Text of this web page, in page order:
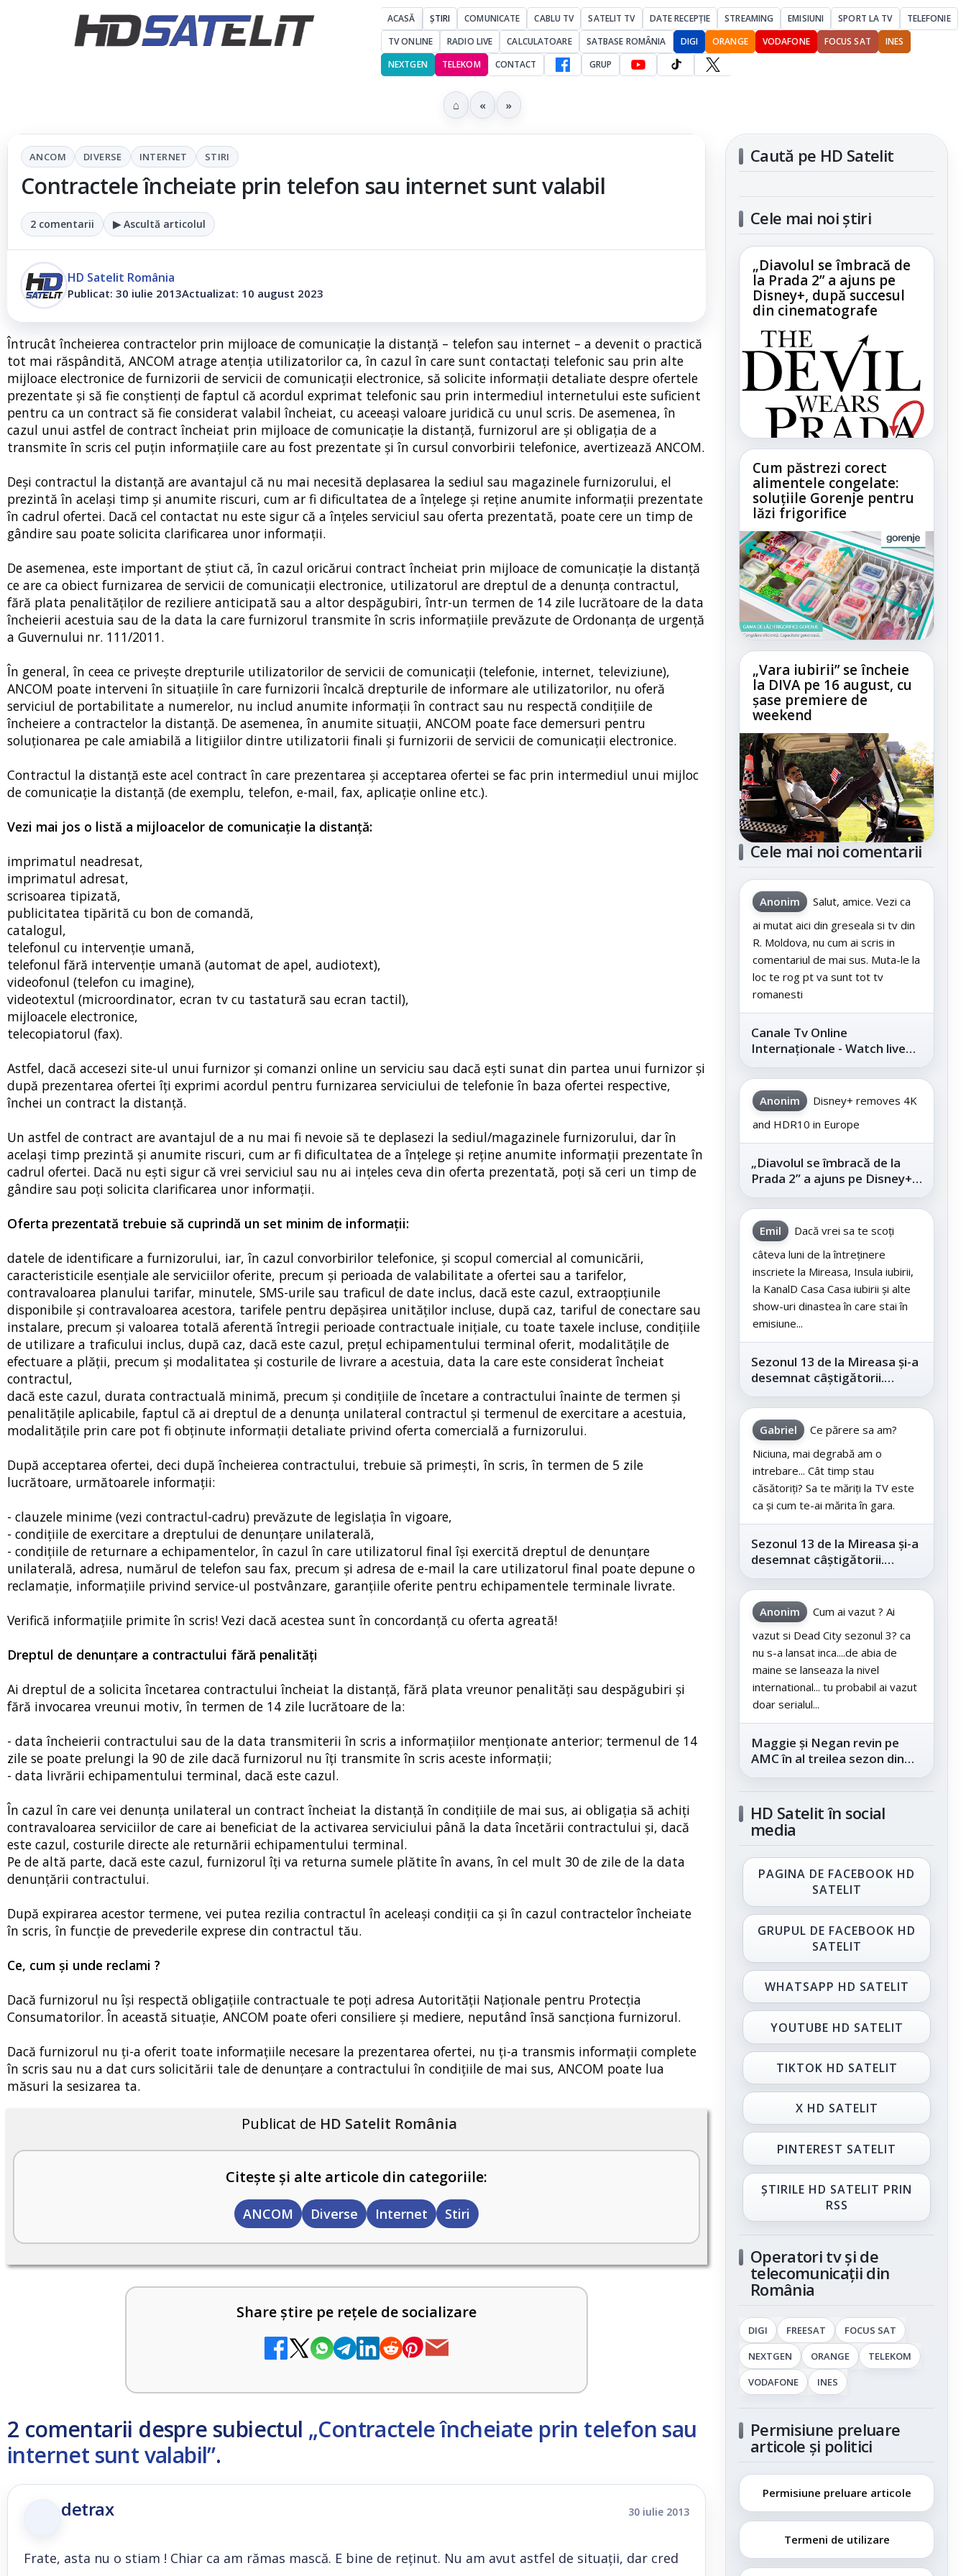
ACASĂ ȘTIRI COMUNICATE CABLU TV SATELIT TV DATE RECEPȚIE STREAMING EMISIUNI SPORT LA TV
TELEFONIE
TV ONLINE
RADIO LIVE CALCULATOARE SATBASE ROMÂNIA DIGI ORANGE VODAFONE FOCUS SAT
INES
NEXTGEN
TELEKOM CONTACT GRUP
⌂ « »
ANCOM DIVERSE INTERNET STIRI
Contractele încheiate prin telefon sau internet sunt valabil
2 comentarii ▶ Ascultă articolul
HD Satelit România
Publicat: 30 iulie 2013Actualizat: 10 august 2023
Întrucât încheierea contractelor prin mijloace de comunicaţie la distanţă – telefon sau internet – a devenit o practică
tot mai răspândită, ANCOM atrage atenţia utilizatorilor ca, în cazul în care sunt contactaţi telefonic sau prin alte
mijloace electronice de furnizorii de servicii de comunicaţii electronice, să solicite informaţii detaliate despre ofertele
prezentate şi să fie conştienţi de faptul că acordul exprimat telefonic sau prin intermediul internetului este suficient
pentru ca un contract să fie considerat valabil încheiat, cu aceeaşi valoare juridică cu unul scris. De asemenea, în
cazul unui astfel de contract încheiat prin mijloace de comunicaţie la distanţă, furnizorul are şi obligaţia de a
transmite în scris cel puţin informaţiile care au fost prezentate şi în cursul convorbirii telefonice, avertizează ANCOM.
Deşi contractul la distanţă are avantajul că nu mai necesită deplasarea la sediul sau magazinele furnizorului, el
prezintă în acelaşi timp şi anumite riscuri, cum ar fi dificultatea de a înţelege şi reţine anumite informaţii prezentate
în cadrul ofertei. Dacă cel contactat nu este sigur că a înţeles serviciul sau oferta prezentată, poate cere un timp de
gândire sau poate solicita clarificarea unor informaţii.
De asemenea, este important de ştiut că, în cazul oricărui contract încheiat prin mijloace de comunicaţie la distanţă
ce are ca obiect furnizarea de servicii de comunicaţii electronice, utilizatorul are dreptul de a denunţa contractul,
fără plata penalităţilor de reziliere anticipată sau a altor despăgubiri, într-un termen de 14 zile lucrătoare de la data
încheierii acestuia sau de la data la care furnizorul transmite în scris informaţiile prevăzute de Ordonanţa de urgenţă
a Guvernului nr. 111/2011.
În general, în ceea ce priveşte drepturile utilizatorilor de servicii de comunicaţii (telefonie, internet, televiziune),
ANCOM poate interveni în situaţiile în care furnizorii încalcă drepturile de informare ale utilizatorilor, nu oferă
serviciul de portabilitate a numerelor, nu includ anumite informaţii în contract sau nu respectă condiţiile de
încheiere a contractelor la distanţă. De asemenea, în anumite situaţii, ANCOM poate face demersuri pentru
soluţionarea pe cale amiabilă a litigiilor dintre utilizatorii finali şi furnizorii de servicii de comunicaţii electronice.
Contractul la distanţă este acel contract în care prezentarea şi acceptarea ofertei se fac prin intermediul unui mijloc
de comunicaţie la distanţă (de exemplu, telefon, e-mail, fax, aplicaţie online etc.).
Vezi mai jos o listă a mijloacelor de comunicaţie la distanţă:
imprimatul neadresat,
imprimatul adresat,
scrisoarea tipizată,
publicitatea tipărită cu bon de comandă,
catalogul,
telefonul cu intervenție umană,
telefonul fără intervenție umană (automat de apel, audiotext),
videofonul (telefon cu imagine),
videotextul (microordinator, ecran tv cu tastatură sau ecran tactil),
mijloacele electronice,
telecopiatorul (fax).
Astfel, dacă accesezi site-ul unui furnizor şi comanzi online un serviciu sau dacă eşti sunat din partea unui furnizor şi
după prezentarea ofertei îţi exprimi acordul pentru furnizarea serviciului de telefonie în baza ofertei respective,
închei un contract la distanţă.
Un astfel de contract are avantajul de a nu mai fi nevoie să te deplasezi la sediul/magazinele furnizorului, dar în
acelaşi timp prezintă şi anumite riscuri, cum ar fi dificultatea de a înţelege şi reţine anumite informaţii prezentate în
cadrul ofertei. Dacă nu eşti sigur că vrei serviciul sau nu ai inţeles ceva din oferta prezentată, poţi să ceri un timp de
gândire sau poţi solicita clarificarea unor informaţii.
Oferta prezentată trebuie să cuprindă un set minim de informaţii:
datele de identificare a furnizorului, iar, în cazul convorbirilor telefonice, și scopul comercial al comunicării,
caracteristicile esențiale ale serviciilor oferite, precum și perioada de valabilitate a ofertei sau a tarifelor,
contravaloarea planului tarifar, minutele, SMS-urile sau traficul de date inclus, dacă este cazul, extraopțiunile
disponibile și contravaloarea acestora, tarifele pentru depăşirea unităţilor incluse, după caz, tariful de conectare sau
instalare, precum și valoarea totală aferentă întregii perioade contractuale inițiale, cu toate taxele incluse, condițiile
de utilizare a traficului inclus, după caz, dacă este cazul, prețul echipamentului terminal oferit, modalitățile de
efectuare a plății, precum și modalitatea și costurile de livrare a acestuia, data la care este considerat încheiat
contractul,
dacă este cazul, durata contractuală minimă, precum și condițiile de încetare a contractului înainte de termen și
penalitățile aplicabile, faptul că ai dreptul de a denunța unilateral contractul și termenul de exercitare a acestuia,
modalitățile prin care pot fi obținute informații detaliate privind oferta comercială a furnizorului.
După acceptarea ofertei, deci după încheierea contractului, trebuie să primeşti, în scris, în termen de 5 zile
lucrătoare, următoarele informaţii:
- clauzele minime (vezi contractul-cadru) prevăzute de legislaţia în vigoare,
- condiţiile de exercitare a dreptului de denunţare unilaterală,
- condițiile de returnare a echipamentelor, în cazul în care utilizatorul final își exercită dreptul de denunțare
unilaterală, adresa, numărul de telefon sau fax, precum și adresa de e-mail la care utilizatorul final poate depune o
reclamație, informațiile privind service-ul postvânzare, garanțiile oferite pentru echipamentele terminale livrate.
Verifică informaţiile primite în scris! Vezi dacă acestea sunt în concordanţă cu oferta agreată!
Dreptul de denunţare a contractului fără penalităţi
Ai dreptul de a solicita încetarea contractului încheiat la distanţă, fără plata vreunor penalităţi sau despăgubiri şi
fără invocarea vreunui motiv, în termen de 14 zile lucrătoare de la:
- data încheierii contractului sau de la data transmiterii în scris a informaţiilor menţionate anterior; termenul de 14
zile se poate prelungi la 90 de zile dacă furnizorul nu îţi transmite în scris aceste informaţii;
- data livrării echipamentului terminal, dacă este cazul.
În cazul în care vei denunţa unilateral un contract încheiat la distanţă în condiţiile de mai sus, ai obligaţia să achiţi
contravaloarea serviciilor de care ai beneficiat de la activarea serviciului până la data încetării contractului şi, dacă
este cazul, costurile directe ale returnării echipamentului terminal.
Pe de altă parte, dacă este cazul, furnizorul îţi va returna sumele plătite în avans, în cel mult 30 de zile de la data
denunţării contractului.
După expirarea acestor termene, vei putea rezilia contractul în aceleaşi condiţii ca şi în cazul contractelor încheiate
în scris, în funcţie de prevederile exprese din contractul tău.
Ce, cum şi unde reclami ?
Dacă furnizorul nu îşi respectă obligaţiile contractuale te poţi adresa Autorităţii Naţionale pentru Protecţia
Consumatorilor. În această situaţie, ANCOM poate oferi consiliere şi mediere, neputând însă sancţiona furnizorul.
Dacă furnizorul nu ţi-a oferit toate informaţiile necesare la prezentarea ofertei, nu ţi-a transmis informaţii complete
în scris sau nu a dat curs solicitării tale de denunţare a contractului în condiţiile de mai sus, ANCOM poate lua
măsuri la sesizarea ta.
Publicat de HD Satelit România
Citește și alte articole din categoriile:
ANCOM Diverse Internet Stiri
Share știre pe rețele de socializare
2 comentarii despre subiectul „Contractele încheiate prin telefon sau
internet sunt valabil”.
detrax 30 iulie 2013
Frate, asta nu o stiam ! Chiar ca am rămas mască. E bine de reţinut. Nu am avut astfel de situaţii, dar cred
Caută pe HD Satelit
Cele mai noi știri
„Diavolul se îmbracă de
la Prada 2” a ajuns pe
Disney+, după succesul
din cinematografe
Cum păstrezi corect
alimentele congelate:
soluțiile Gorenje pentru
lăzi frigorifice
„Vara iubirii” se încheie
la DIVA pe 16 august, cu
șase premiere de
weekend
Cele mai noi comentarii
Anonim
Salut, amice. Vezi ca
ai mutat aici din greseala si tv din
R. Moldova, nu cum ai scris in
comentariul de mai sus. Muta-le la
loc te rog pt va sunt tot tv
romanesti
Canale Tv Online
Internaționale - Watch live
channels legally
Anonim
Disney+ removes 4K
and HDR10 in Europe
„Diavolul se îmbracă de la
Prada 2” a ajuns pe Disney+,
după succesul din
cinematografe
Emil
Dacă vrei sa te scoți
câteva luni de la întreținere
inscriete la Mireasa, Insula iubirii,
la KanalD Casa Casa iubirii și alte
show-uri dinastea în care stai în
emisiune...
Sezonul 13 de la Mireasa și-a
desemnat câștigătorii.
Telespectatorii au decis care
este...
Gabriel
Ce părere sa am?
Niciuna, mai degrabă am o
intrebare... Cât timp stau
căsătoriți? Sa te măriți la TV este
ca și cum te-ai mărita în gara.
Sezonul 13 de la Mireasa și-a
desemnat câștigătorii.
Telespectatorii au decis care
este...
Anonim
Cum ai vazut ? Ai
vazut si Dead City sezonul 3? ca
nu s-a lansat inca....de abia de
maine se lanseaza la nivel
international... tu probabil ai vazut
doar serialul...
Maggie și Negan revin pe
AMC în al treilea sezon din
„The Walking Dead: Dead
HD Satelit în social
media
PAGINA DE FACEBOOK HD
SATELIT
GRUPUL DE FACEBOOK HD
SATELIT
WHATSAPP HD SATELIT
YOUTUBE HD SATELIT
TIKTOK HD SATELIT
X HD SATELIT
PINTEREST SATELIT
ȘTIRILE HD SATELIT PRIN
RSS
Operatori tv și de
telecomunicații din
România
DIGI FREESAT
FOCUS SAT
NEXTGEN
ORANGE
TELEKOM
VODAFONE
INES
Permisiune preluare
articole și politici
Permisiune preluare articole
Termeni de utilizare